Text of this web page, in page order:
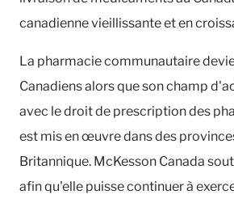
canadienne vieillissante et en
La pharmacie communautaire
Canadiens alors que son champ
avec le droit de prescription des
est mis en œuvre dans des
Britannique. McKesson Canada
afin qu'elle puisse continuer à